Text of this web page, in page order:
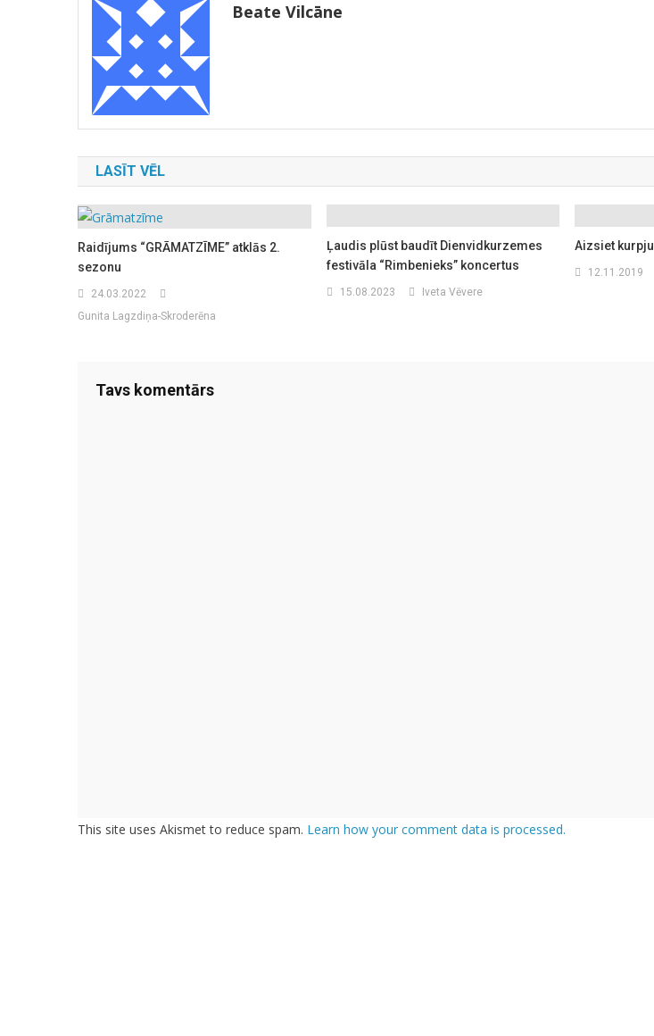
Beate Vilcāne
LASĪT VĒL
Raidījums “GRĀMATZĪME” atklās 2.
sezonu
24.03.2022
Gunita Lagzdiņa-Skroderēna
Ļaudis plūst baudīt Dienvidkurzemes
festivāla “Rimbenieks” koncertus
15.08.2023 Iveta Vēvere
Aizsiet
12.11.2019
Tavs komentārs
This site uses Akismet to reduce spam. Learn how your comment data is processed.